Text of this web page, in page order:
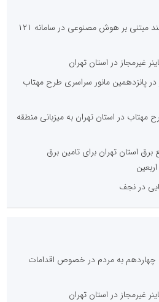
رونمایی از پاسخگویی هوشمند مبتنی بر هوش مصنوعی در سامانه ۱۲۱
غیرمجاز در پانزدهمین مانور سراسری طرح مهتاب
مهتاب در استان تهران به میزبانی منطقه
استان تهران برای تامین برق
در نجف
به مردم در خصوص اقدامات